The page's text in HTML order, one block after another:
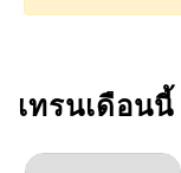
เทรนเดือนนี้